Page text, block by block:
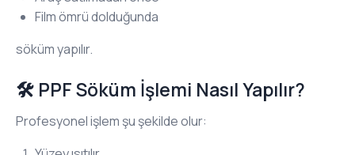
Film ömrü dolduğunda
söküm yapılır.
🛠️ PPF Söküm İşlemi Nasıl Yapılır?
Profesyonel işlem şu şekilde olur: